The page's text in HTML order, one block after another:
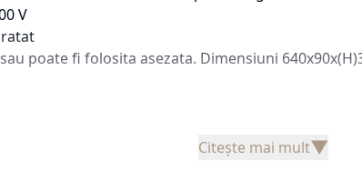
V
poate fi folosita asezata. Dimensiuni
Citește mai mult▼